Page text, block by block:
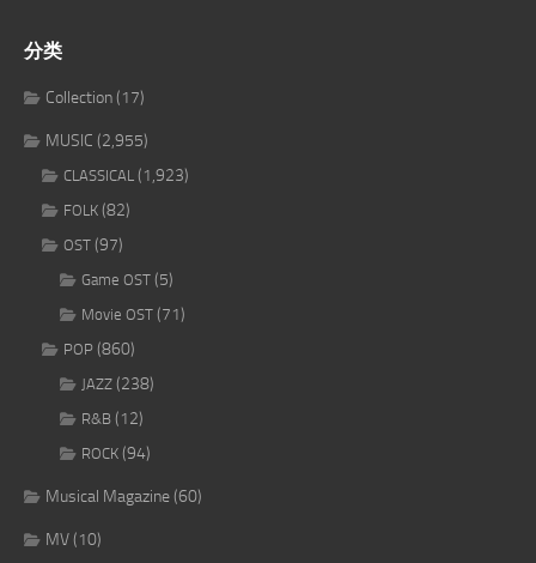
分类
Collection(17)
MUSIC (2,955)
CLASSICAL (1,923)
FOLK (82)
OST (97)
Game OST (5)
Movie OST (71)
POP (860)
JAZZ (238)
R&B (12)
ROCK (94)
Musical Magazine(60)
MV(10)